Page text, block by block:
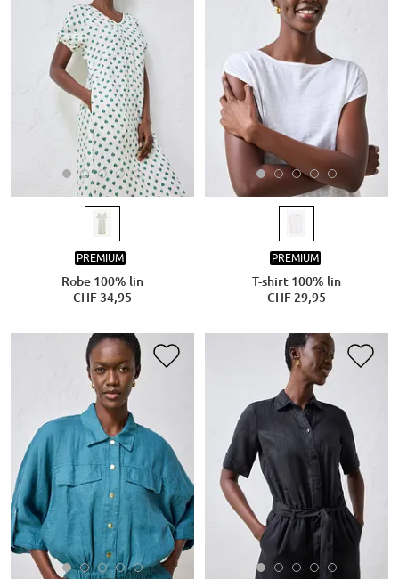
PREMIUM
Robe 100% lin
CHF 34,95
PREMIUM
T-shirt 100% lin
CHF 29,95